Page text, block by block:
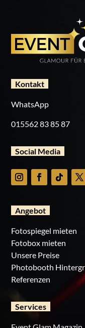
Kontakt
WhatsApp
015562 83 85 87
Social Media
Angebot
Fotospiegel mieten
Fotobox mieten
Unsere Preise
Photobooth
Referenzen
Services